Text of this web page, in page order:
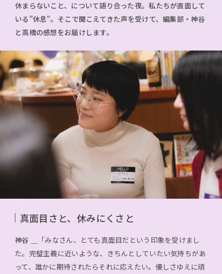
休まらないこと、について語り合った夜。私たちが直面して
いる”休息”。そこで聞こえてきた声を受けて、編集部・神谷
と高橋の感想をお届けします。
真面目さと、休みにくさと
神谷 ＿
「みなさん、とても真面目だという印象を受けまし
た。完璧主義に近いような、きちんとしていたい気持ちがあ
って、誰かに期待されたらそれに応えたい。優しさゆえに頑